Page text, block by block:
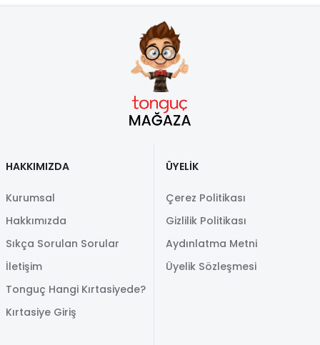
HAKKIMIZDA
Kurumsal
Hakkımızda
Sıkça Sorulan Sorular
İletişim
Tonguç Hangi Kırtasiyede?
Kırtasiye Giriş
ÜYELİK
Çerez Politikası
Gizlilik Politikası
Aydınlatma Metni
Üyelik Sözleşmesi